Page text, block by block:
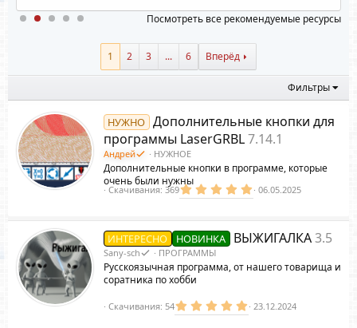
з
ё
з
д
Посмотреть все рекомендуемые ресурсы
1 2 3 ... 6 Вперёд
Фильтры
НУЖНО Дополнительные кнопки для
программы LaserGRBL7.14.1
Андрей НУЖНОЕ
Дополнительные кнопки в программе, которые
очень были нужны
5
.
0
з
в
д
Скачивания 369 06.05.2025
ИНТЕРЕСНО НОВИНКА ВЫЖИГАЛКА3.5
Sany-sch ПРОГРАММЫ
Русскоязычная программа, от нашего товарища и
соратника по хобби
5
.
Скачивания 54 23.12.2024